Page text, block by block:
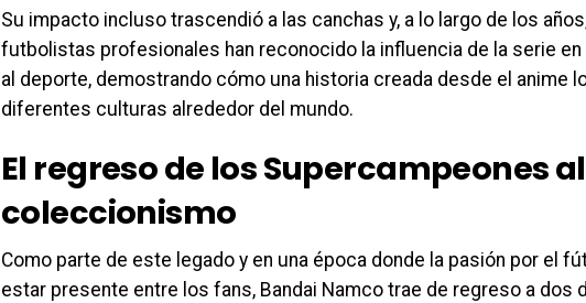
Su impacto incluso trascendió a las canchas y, a lo largo de los
futbolistas profesionales han reconocido la influencia de la serie
al deporte, demostrando cómo una historia creada desde el anime
diferentes culturas alrededor del mundo.
El regreso de los Supercampeones al
coleccionismo
Como parte de este legado y en una época donde la pasión por el
estar presente entre los fans, Bandai Namco trae de regreso a dos